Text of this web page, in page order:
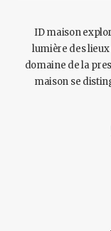
ID maison
lumière des
domaine de la
maison se